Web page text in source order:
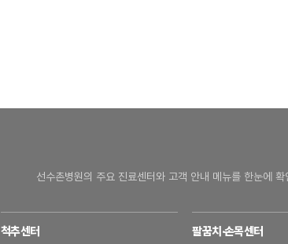
선수촌병원의 주요 진료센터와 고객 안내 메뉴를 한눈에
척추센터 팔꿈치·손목센터